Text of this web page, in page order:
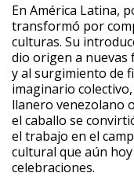
En América Latina,
transformó por
culturas. Su
dio origen a
y al surgimiento de
imaginario
llanero venezolano
el caballo se
el trabajo en el
cultural que aún
celebraciones.